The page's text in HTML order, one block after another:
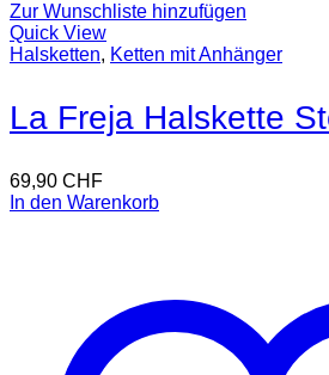
Zur Wunschliste hinzufügen
Quick View
Halsketten, Ketten mit Anhänger
La Freja Halskette
69,90 CHF
In den Warenkorb